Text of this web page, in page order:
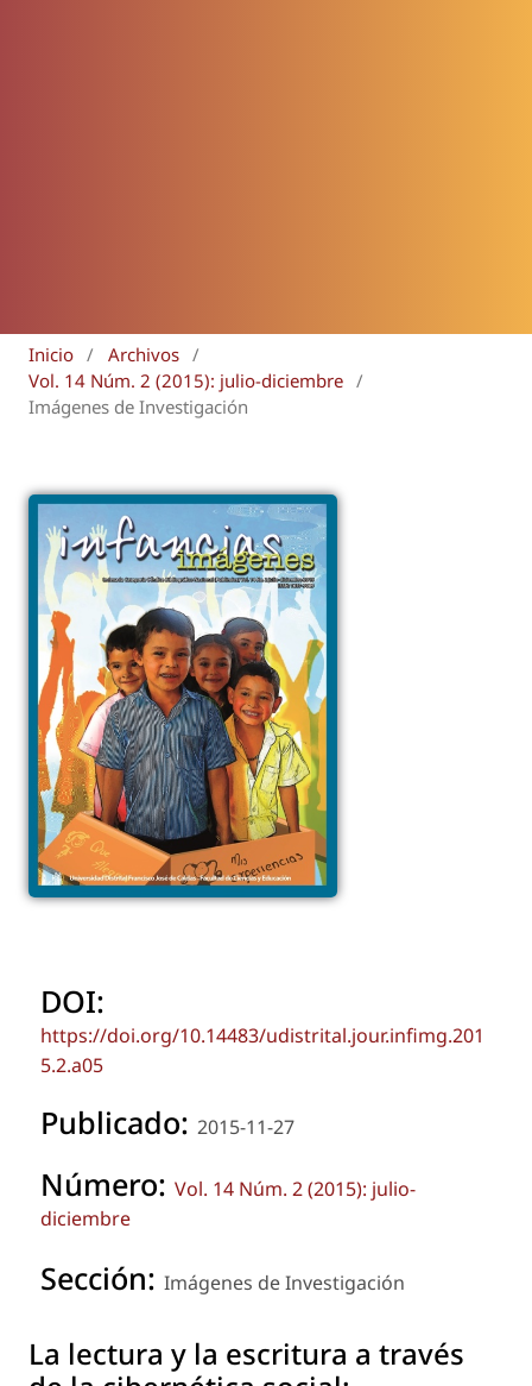
Inicio / Archivos /
Vol. 14 Núm. 2 (2015): julio-diciembre /
Imágenes de Investigación
DOI:
https://doi.org/10.14483/udistrital.jour.infimg.201
5.2.a05
Publicado: 2015-11-27
Número: Vol. 14 Núm. 2 (2015): julio-
diciembre
Sección: Imágenes de Investigación
La lectura y la escritura a través